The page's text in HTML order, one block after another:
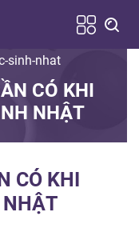
sinh-nhat
CÓ KHI
NHẬT
CÓ KHI
NHẬT